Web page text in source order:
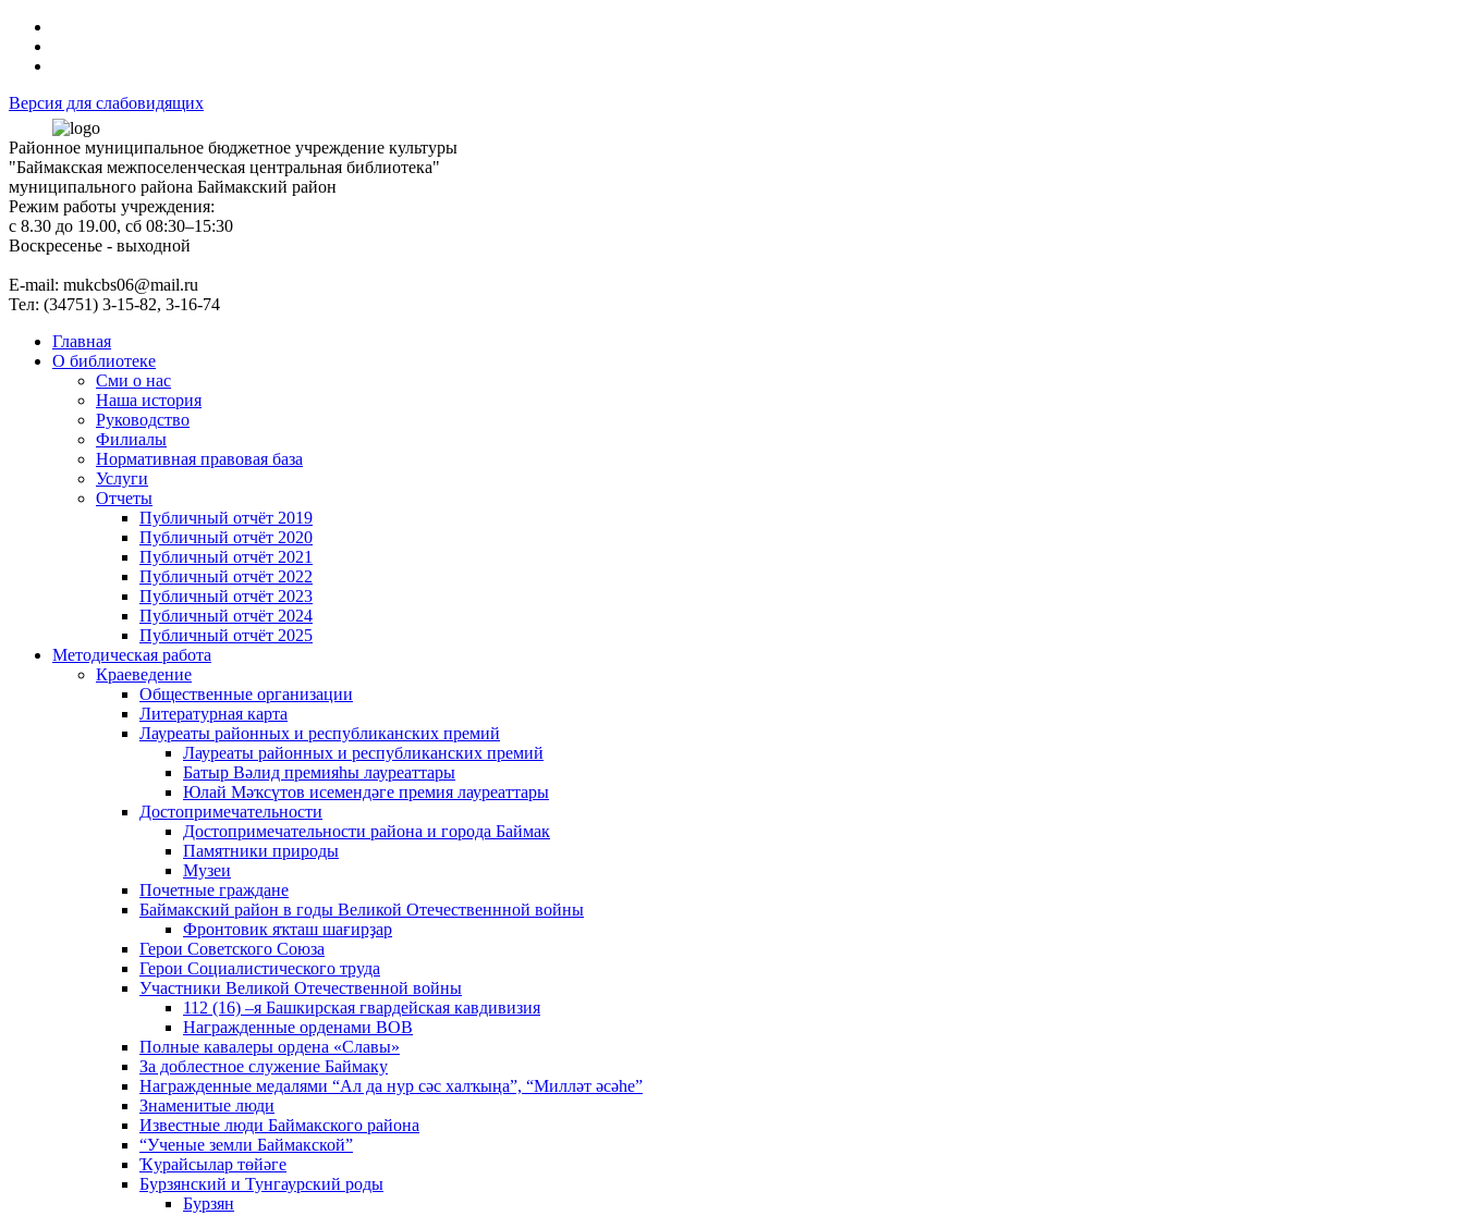
Версия для слабовидящих
Районное муниципальное бюджетное учреждение культуры
"Баймакская межпоселенческая центральная библиотека"
муниципального района Баймакский район
Режим работы учреждения:
с 8.30 до 19.00, сб 08:30–15:30
Воскресенье - выходной
Е-mail: mukcbs06@mail.ru
Тел: (34751) 3-15-82, 3-16-74
Главная
О библиотеке
Сми о нас
Наша история
Руководство
Филиалы
Нормативная правовая база
Услуги
Отчеты
Публичный отчёт 2019
Публичный отчёт 2020
Публичный отчёт 2021
Публичный отчёт 2022
Публичный отчёт 2023
Публичный отчёт 2024
Публичный отчёт 2025
Методическая работа
Краеведение
Общественные организации
Литературная карта
Лауреаты районных и республиканских премий
Лауреаты районных и республиканских премий
Батыр Вәлид премияһы лауреаттары
Юлай Мәҡсүтов исемендәге премия лауреаттары
Достопримечательности
Достопримечательности района и города Баймак
Памятники природы
Музеи
Почетные граждане
Баймакский район в годы Великой Отечественнной войны
Фронтовик яҡташ шағирҙар
Герои Советского Союза
Герои Социалистического труда
Участники Великой Отечественной войны
112 (16) –я Башкирская гвардейская кавдивизия
Награжденные орденами ВОВ
Полные кавалеры ордена «Славы»
За доблестное служение Баймаку
Награжденные медалями “Ал да нур сәс халҡыңа”, “Милләт әсәһе”
Знаменитые люди
Известные люди Баймакского района
“Ученые земли Баймакской”
Ҡурайсылар төйәге
Бурзянский и Тунгаурский роды
Бурзян